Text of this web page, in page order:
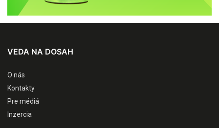
VEDA NA DOSAH
O nás
Kontakty
Pre médiá
Inzercia